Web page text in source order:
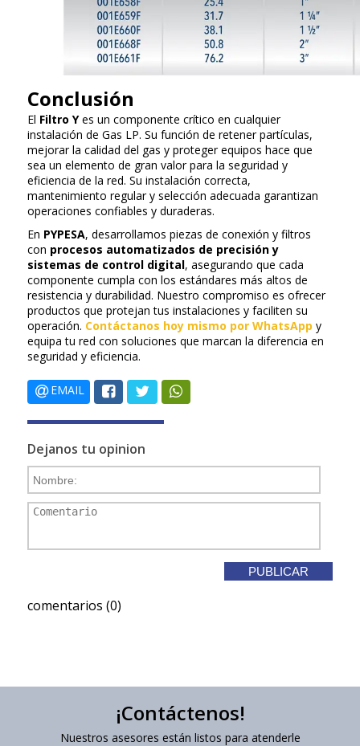
Conclusión
El Filtro Yes un componente crítico en cualquier
instalación de Gas LP. Su función de retener partículas,
mejorar la calidad del gas y proteger equipos hace que
sea un elemento de gran valor para la seguridad y
eficiencia de la red. Su instalación correcta,
mantenimiento regular y selección adecuada garantizan
operaciones confiables y duraderas.
En PYPESA, desarrollamos piezas de conexión y filtros
con procesos automatizados de precisión y
sistemas de control digital, asegurando que cada
componente cumpla con los estándares más altos de
resistencia y durabilidad. Nuestro compromiso es ofrecer
productos que protejan tus instalaciones y faciliten su
operación. Contáctanos hoy mismo por WhatsApp y
equipa tu red con soluciones que marcan la diferencia en
seguridad y eficiencia.
EMAIL
Dejanos tu opinion
comentarios (0)
¡Contáctenos!
Nuestros asesores están listos para atenderle